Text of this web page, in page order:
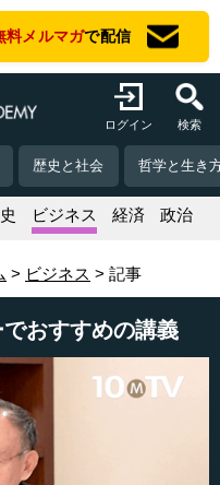
料メルマガで配信
ログイン 検索
歴史と社会 哲学と生き
ビジネス 経済 政治
ビジネス 記事
おすすめの講義